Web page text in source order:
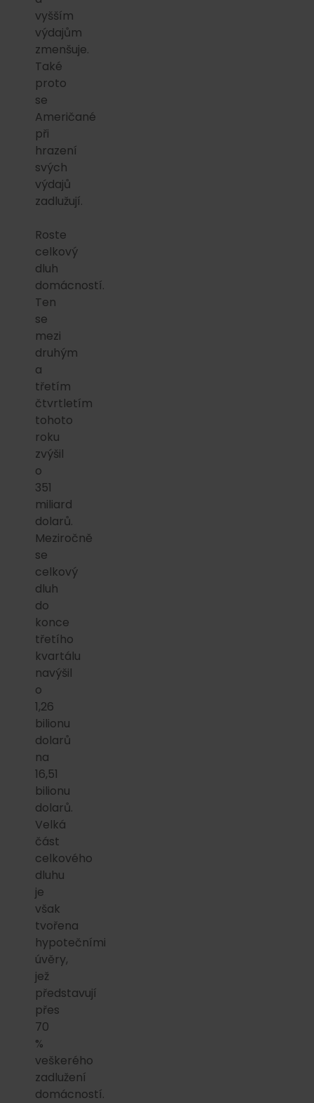
vyšším
výdajům
zmenšuje.
Také
proto
se
Američané
při
hrazení
svých
výdajů
zadlužují.
Roste
celkový
dluh
domácností.
Ten
se
mezi
druhým
a
třetím
čtvrtletím
tohoto
roku
zvýšil
o
351
miliard
dolarů.
Meziročně
se
celkový
dluh
do
konce
třetího
kvartálu
navýšil
o
1,26
bilionu
dolarů
na
16,51
bilionu
dolarů.
Velká
část
celkového
dluhu
je
však
tvořena
hypotečními
úvěry,
jež
představují
přes
70
%
veškerého
zadlužení
domácností.